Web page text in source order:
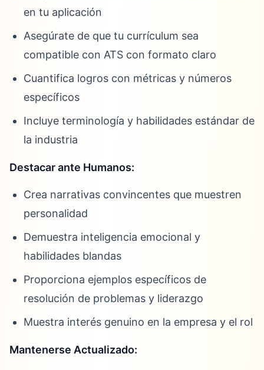
en tu aplicación
Asegúrate de que tu currículum sea
compatible con ATS con formato claro
Cuantifica logros con métricas y números
específicos
Incluye terminología y habilidades estándar de
la industria
Destacar ante Humanos:
Crea narrativas convincentes que muestren
personalidad
Demuestra inteligencia emocional y
habilidades blandas
Proporciona ejemplos específicos de
resolución de problemas y liderazgo
Muestra interés genuino en la empresa y el rol
Mantenerse Actualizado: